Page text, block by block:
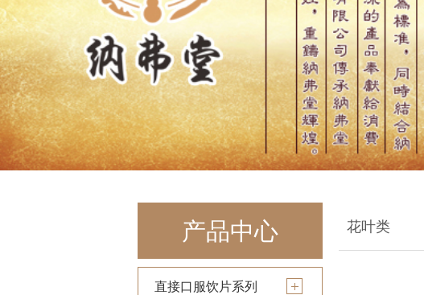
产品中心
直接口服饮片系列
花叶类